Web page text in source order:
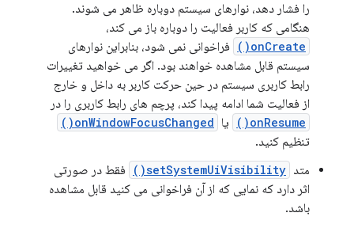
را فشار دهد، نوارهای سیستم دوباره ظاهر می شوند.
هنگامی که کاربر فعالیت را دوباره باز می کند،
onCreate()
فراخوانی نمی شود، بنابراین نوارهای
سیستم قابل مشاهده خواهند بود. اگر می خواهید تغییرات
رابط کاربری سیستم در حین حرکت کاربر به داخل و خارج
از فعالیت شما ادامه پیدا کند، پرچم های رابط کاربری را در
onResume() یا onWindowFocusChanged()
تنظیم کنید.
متد setSystemUiVisibility()
فقط در صورتی
اثر دارد که نمایی که از آن فراخوانی می کنید قابل مشاهده
باشد.